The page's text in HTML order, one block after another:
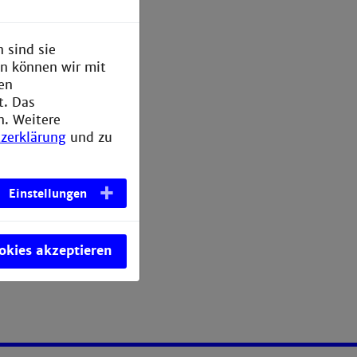
sind sie
können wir mit
Das
Weitere
und zu
Einstellungen
akzeptieren